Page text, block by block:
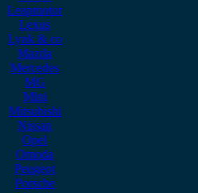
Leapmotor
Lexus
Lynk & co
Mazda
Mercedes
MG
Mini
Mitsubishi
Nissan
Opel
Omoda
Peugeot
Porsche